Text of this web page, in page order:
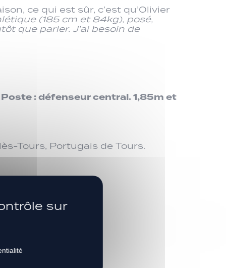
ce qui est sûr, c’est qu’Olivier
(185 cm et 84kg), posé,
que parler. J’ai besoin de
: défenseur central. 1,85m et
Tours, Portugais de Tours.
sur